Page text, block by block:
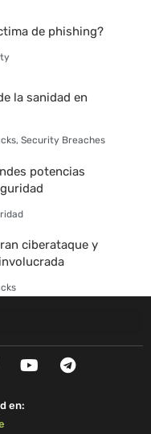
de phishing?
la sanidad en
,Security Breaches
potencias
ciberataque y
de Barcelona es
,Security Breaches
Y
o
T
e
en: